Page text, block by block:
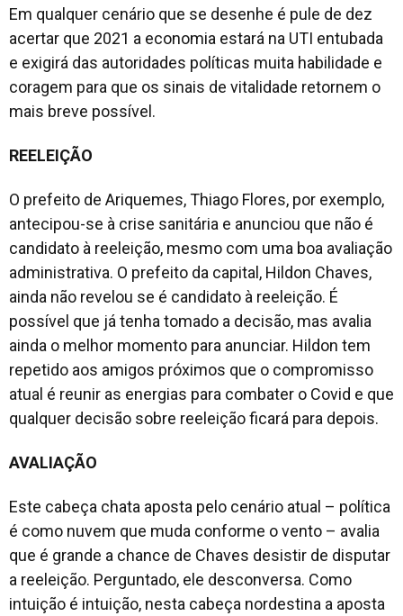
Em qualquer cenário que se desenhe é pule de dez
acertar que 2021 a economia estará na UTI entubada
e exigirá das autoridades políticas muita habilidade e
coragem para que os sinais de vitalidade retornem o
mais breve possível.
REELEIÇÃO
O prefeito de Ariquemes, Thiago Flores, por exemplo,
antecipou-se à crise sanitária e anunciou que não é
candidato à reeleição, mesmo com uma boa avaliação
administrativa. O prefeito da capital, Hildon Chaves,
ainda não revelou se é candidato à reeleição. É
possível que já tenha tomado a decisão, mas avalia
ainda o melhor momento para anunciar. Hildon tem
repetido aos amigos próximos que o compromisso
atual é reunir as energias para combater o Covid e que
qualquer decisão sobre reeleição ficará para depois.
AVALIAÇÃO
Este cabeça chata aposta pelo cenário atual – política
é como nuvem que muda conforme o vento – avalia
que é grande a chance de Chaves desistir de disputar
a reeleição. Perguntado, ele desconversa. Como
intuição é intuição, nesta cabeça nordestina a aposta